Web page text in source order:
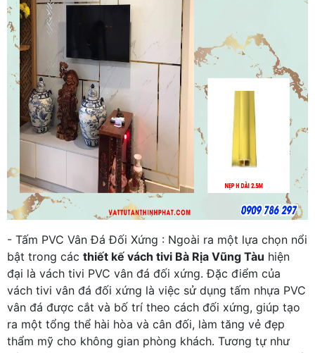
- Tấm PVC Vân Đá Đối Xứng : Ngoài ra một lựa chọn nổi
bật trong các thiết kế vách tivi Bà Rịa Vũng Tàu hiện
đại là vách tivi PVC vân đá đối xứng. Đặc điểm của
vách tivi vân đá đối xứng là việc sử dụng tấm nhựa PVC
vân đá được cắt và bố trí theo cách đối xứng, giúp tạo
ra một tổng thể hài hòa và cân đối, làm tăng vẻ đẹp
thẩm mỹ cho không gian phòng khách. Tương tự như